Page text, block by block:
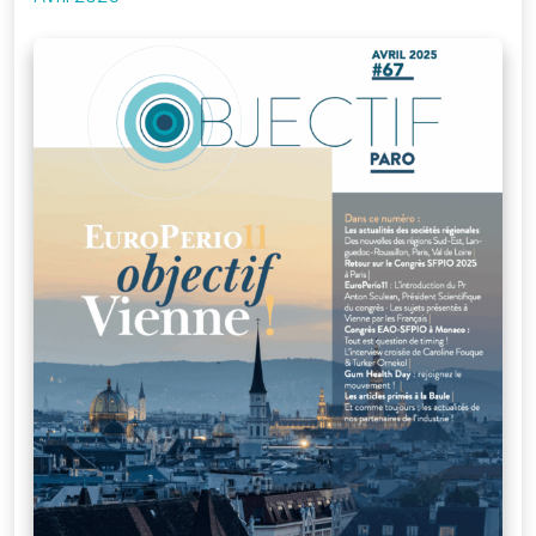
à mon compte
Mot de passe
Devenir
membre
de la SFPIO
Rejoignez-